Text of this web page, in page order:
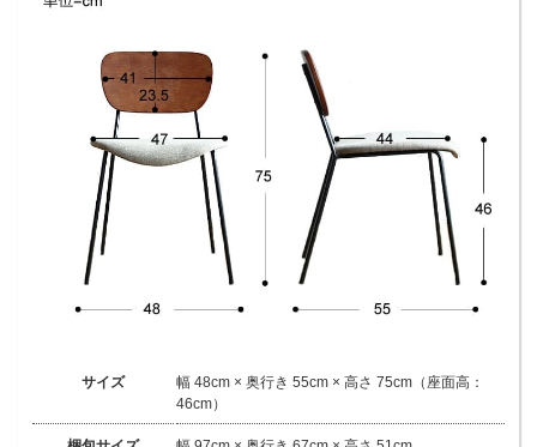
サイズ
幅 48cm × 奥行き 55cm × 高さ 75cm（座面高：
46cm）